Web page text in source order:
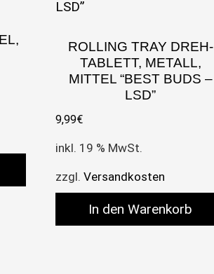
ROLLING TRAY DREH-
TABLETT, METALL,
MITTEL “BEST BUDS –
LSD”
9,99€
inkl. 19 % MwSt.
zzgl.Versandkosten
In den Warenkorb